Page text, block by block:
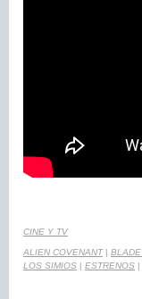
CINE Y TV
ALIEN COVENANT|
LOS SIMIOS | ESTRENOS |